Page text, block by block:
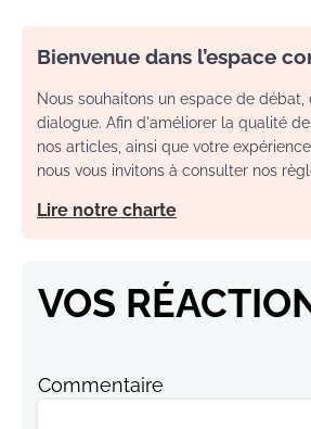
Bienvenue dans l’espace
Nous souhaitons un espace de débat,
dialogue. Afin d'améliorer la qualité
nos articles, ainsi que votre
nous vous invitons à consulter nos
Lire notre charte
VOS
Commentaire